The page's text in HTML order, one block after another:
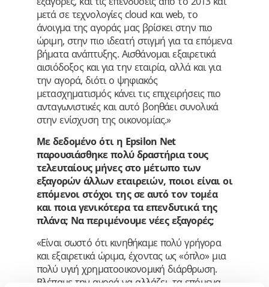
μετά σε τεχνολογίες cloud και web, το
άνοιγμα της αγοράς μας βρίσκει στην πιο
ώριμη, στην πιο ιδεατή στιγμή για τα επόμενα
βήματα ανάπτυξης. Αισθάνομαι εξαιρετικά
αισιόδοξος και για την εταιρία, αλλά και για
την αγορά, διότι ο ψηφιακός
μετασχηματισμός κάνει τις επιχειρήσεις πιο
ανταγωνιστικές και αυτό βοηθάει συνολικά
στην ενίσχυση της οικονομίας.»
Με δεδομένο ότι η Epsilon Net
παρουσιάσθηκε πολύ δραστήρια τους
τελευταίους μήνες στο μέτωπο των
εξαγορών άλλων εταιρειών, ποιοι είναι οι
επόμενοι στόχοι της σε αυτό τον τομέα
και ποια γενικότερα τα επενδυτικά της
πλάνα; Να περιμένουμε νέες εξαγορές;
«Είναι σωστό ότι κινηθήκαμε πολύ γρήγορα
και εξαιρετικά ώριμα, έχοντας ως «όπλο» μια
πολύ υγιή χρηματοοικονομική διάρθρωση.
Βλέπαμε την αγορά να αλλάζει, τα επόμενα